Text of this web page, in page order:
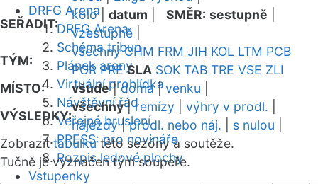
DRFG Arena
DRFG Arena
Schéma tribun
Plánek areny
Virtuální prohlídka
Návštěvní řád
Veřejné bruslení
PRESS: pro novináře
Rozpis ledové plochy
Vstupenky
SEŘADIT:
kolo| datum SMĚR: sestupně
vzestupně
TÝM:
všechny CHM FRM JIH KOL LTM PCB
POR PRE SLA SOK TAB TRE VSE ZLI
MÍSTO:
všude|doma|venku
VÝSLEDKY:
všechny|remízy výhry v prodl.
nájezdy|prodl. nebo náj. s nulou
Zobrazittabulkutéto sezóny a soutěže.
Tučně je vyznačen tým soupeře.